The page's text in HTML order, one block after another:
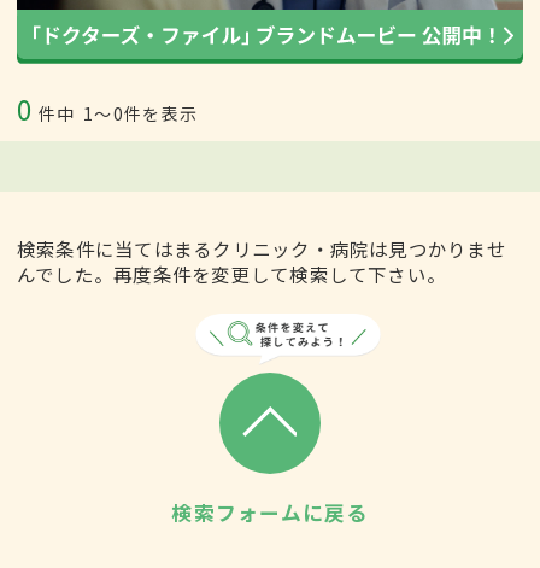
0 件中 1〜0件を表示
検索条件に当てはまるクリニック・病院は見つかりませ
んでした。再度条件を変更して検索して下さい。
検索フォームに戻る